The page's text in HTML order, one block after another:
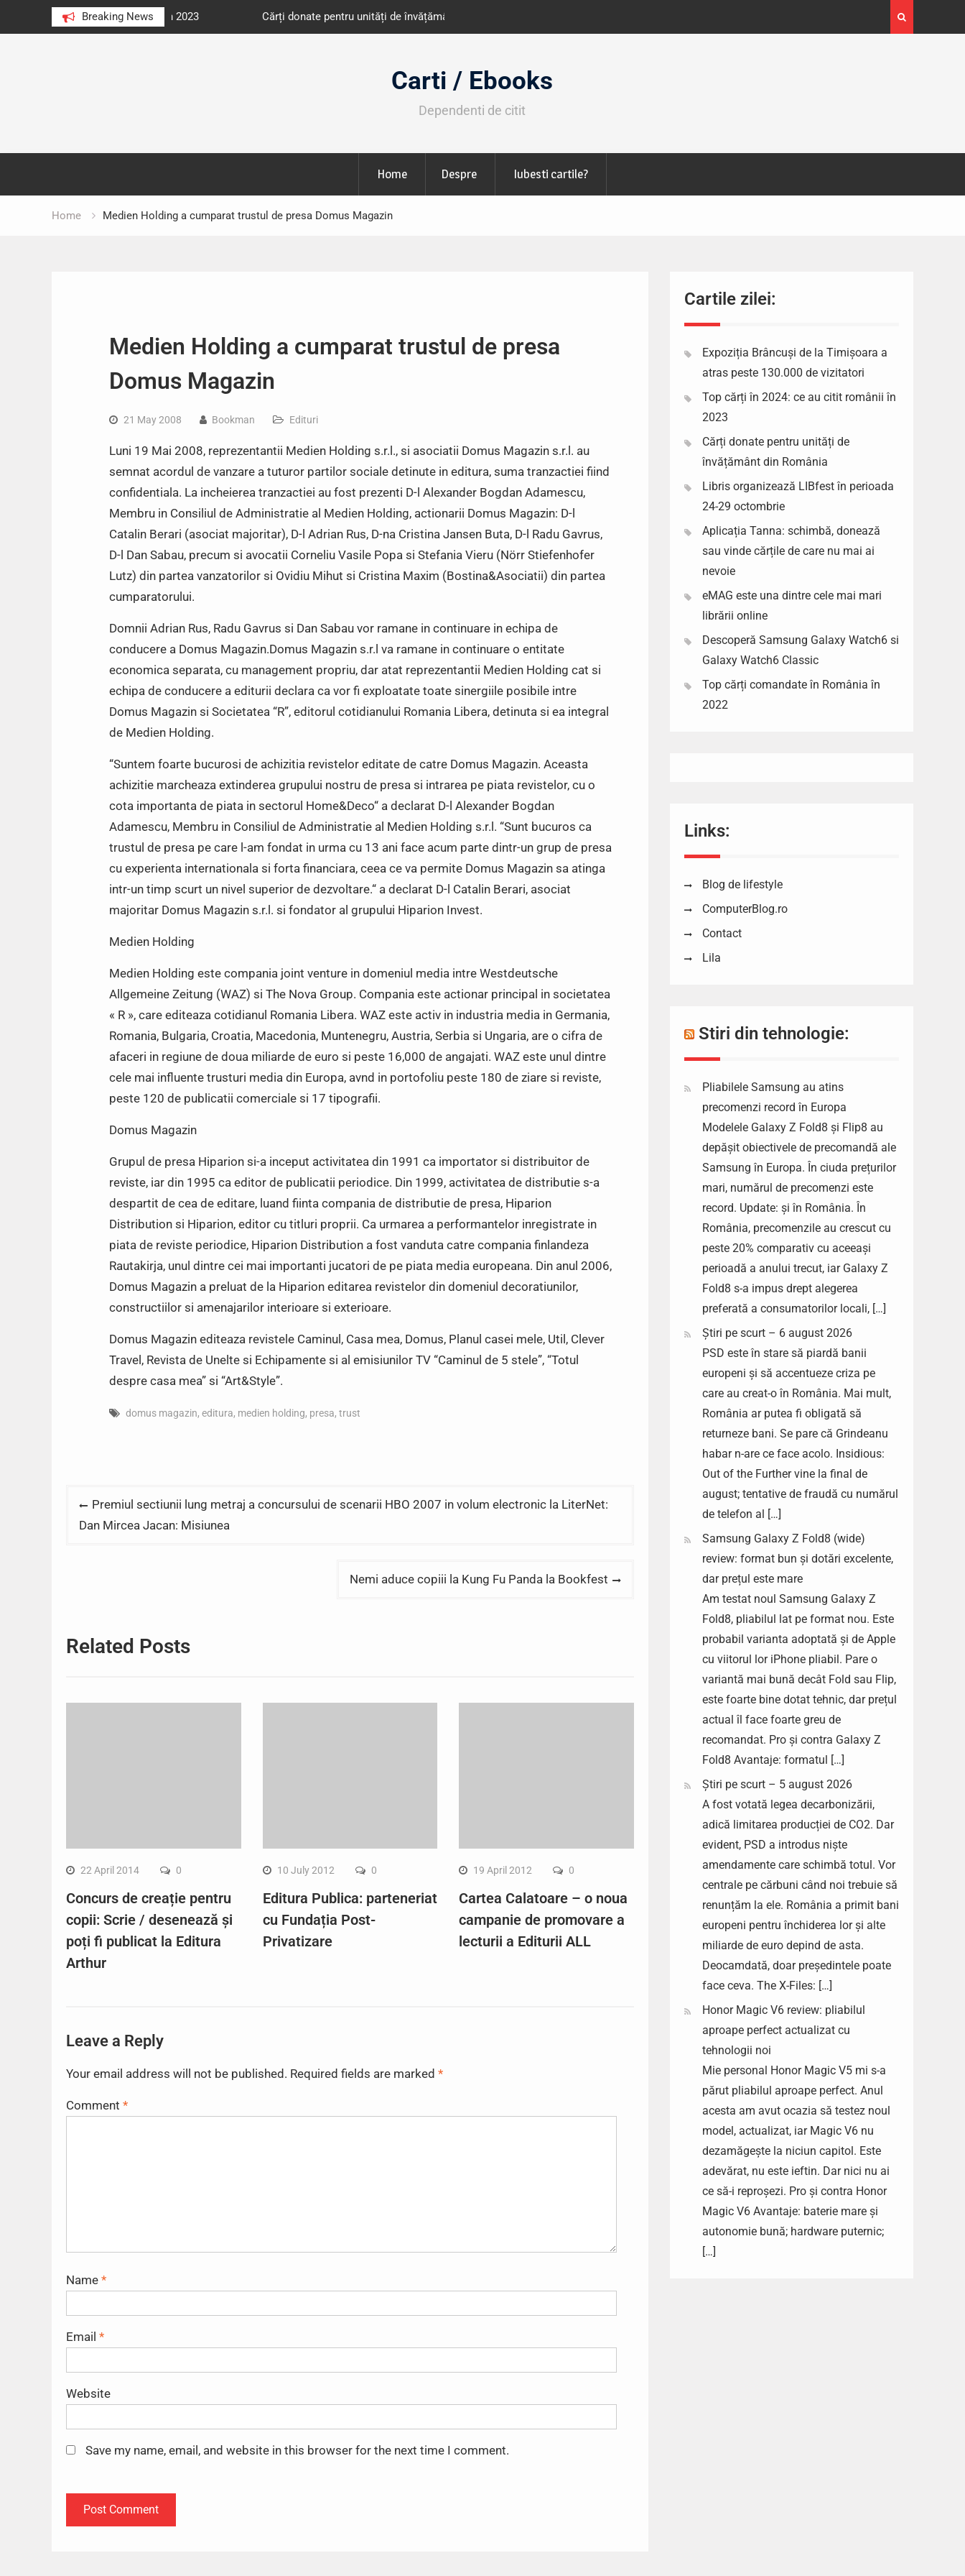
Breaking News
au citit românii în 2023 Cărți donate pentru unități de învățământ din România
octombrie
Expoziția Brâncuși de la Timișoara a atras peste
130.000 de vizitatori
Carti / Ebooks
Dependenti de citit
Home Despre Iubesti cartile?
Home Medien Holding a cumparat trustul de presa Domus Magazin
Medien Holding a cumparat trustul de presa
Domus Magazin
21 May 2008 Bookman Edituri
Luni 19 Mai 2008, reprezentantii Medien Holding s.r.l., si asociatii Domus Magazin s.r.l. au
semnat acordul de vanzare a tuturor partilor sociale detinute in editura, suma tranzactiei fiind
confidentiala. La incheierea tranzactiei au fost prezenti D-l Alexander Bogdan Adamescu,
Membru in Consiliul de Administratie al Medien Holding, actionarii Domus Magazin: D-l
Catalin Berari (asociat majoritar), D-l Adrian Rus, D-na Cristina Jansen Buta, D-l Radu Gavrus,
D-l Dan Sabau, precum si avocatii Corneliu Vasile Popa si Stefania Vieru (Nörr Stiefenhofer
Lutz) din partea vanzatorilor si Ovidiu Mihut si Cristina Maxim (Bostina&Asociatii) din partea
cumparatorului.
Domnii Adrian Rus, Radu Gavrus si Dan Sabau vor ramane in continuare in echipa de
conducere a Domus Magazin.Domus Magazin s.r.l va ramane in continuare o entitate
economica separata, cu management propriu, dar atat reprezentantii Medien Holding cat si
echipa de conducere a editurii declara ca vor fi exploatate toate sinergiile posibile intre
Domus Magazin si Societatea “R”, editorul cotidianului Romania Libera, detinuta si ea integral
de Medien Holding.
“Suntem foarte bucurosi de achizitia revistelor editate de catre Domus Magazin. Aceasta
achizitie marcheaza extinderea grupului nostru de presa si intrarea pe piata revistelor, cu o
cota importanta de piata in sectorul Home&Deco“ a declarat D-l Alexander Bogdan
Adamescu, Membru in Consiliul de Administratie al Medien Holding s.r.l. “Sunt bucuros ca
trustul de presa pe care l-am fondat in urma cu 13 ani face acum parte dintr-un grup de presa
cu experienta internationala si forta financiara, ceea ce va permite Domus Magazin sa atinga
intr-un timp scurt un nivel superior de dezvoltare.“ a declarat D-l Catalin Berari, asociat
majoritar Domus Magazin s.r.l. si fondator al grupului Hiparion Invest.
Medien Holding
Medien Holding este compania joint venture in domeniul media intre Westdeutsche
Allgemeine Zeitung (WAZ) si The Nova Group. Compania este actionar principal in societatea
« R », care editeaza cotidianul Romania Libera. WAZ este activ in industria media in Germania,
Romania, Bulgaria, Croatia, Macedonia, Muntenegru, Austria, Serbia si Ungaria, are o cifra de
afaceri in regiune de doua miliarde de euro si peste 16,000 de angajati. WAZ este unul dintre
cele mai influente trusturi media din Europa, avnd in portofoliu peste 180 de ziare si reviste,
peste 120 de publicatii comerciale si 17 tipografii.
Domus Magazin
Grupul de presa Hiparion si-a inceput activitatea din 1991 ca importator si distribuitor de
reviste, iar din 1995 ca editor de publicatii periodice. Din 1999, activitatea de distributie s-a
despartit de cea de editare, luand fiinta compania de distributie de presa, Hiparion
Distribution si Hiparion, editor cu titluri proprii. Ca urmarea a performantelor inregistrate in
piata de reviste periodice, Hiparion Distribution a fost vanduta catre compania finlandeza
Rautakirja, unul dintre cei mai importanti jucatori de pe piata media europeana. Din anul 2006,
Domus Magazin a preluat de la Hiparion editarea revistelor din domeniul decoratiunilor,
constructiilor si amenajarilor interioare si exterioare.
Domus Magazin editeaza revistele Caminul, Casa mea, Domus, Planul casei mele, Util, Clever
Travel, Revista de Unelte si Echipamente si al emisiunilor TV “Caminul de 5 stele”, “Totul
despre casa mea” si “Art&Style”.
domus magazin, editura, medien holding, presa, trust
Post
navigation
Premiul sectiunii lung metraj a concursului de scenarii HBO 2007 in volum electronic la LiterNet:
Dan Mircea Jacan: Misiunea
Nemi aduce copiii la Kung Fu Panda la Bookfest
Related Posts
22 April 2014 0
Concurs de creație pentru
copii: Scrie / desenează și
poți fi publicat la Editura
Arthur
10 July 2012 0
Editura Publica: parteneriat
cu Fundația Post-
Privatizare
19 April 2012 0
Cartea Calatoare – o noua
campanie de promovare a
lecturii a Editurii ALL
Leave a Reply
Your email address will not be published. Required fields are marked *
Comment *
Name *
Email *
Website
Save my name, email, and website in this browser for the next time I comment.
Cartile zilei:
Expoziția Brâncuși de la Timișoara a
atras peste 130.000 de vizitatori
Top cărți în 2024: ce au citit românii în
2023
Cărți donate pentru unități de
învățământ din România
Libris organizează LIBfest în perioada
24-29 octombrie
Aplicația Tanna: schimbă, donează
sau vinde cărțile de care nu mai ai
nevoie
eMAG este una dintre cele mai mari
librării online
Descoperă Samsung Galaxy Watch6 si
Galaxy Watch6 Classic
Top cărți comandate în România în
2022
Links:
Blog de lifestyle
ComputerBlog.ro
Contact
Lila
Stiri din tehnologie:
Pliabilele Samsung au atins
precomenzi record în Europa
Modelele Galaxy Z Fold8 și Flip8 au
depășit obiectivele de precomandă ale
Samsung în Europa. În ciuda prețurilor
mari, numărul de precomenzi este
record. Update: și în România. În
România, precomenzile au crescut cu
peste 20% comparativ cu aceeași
perioadă a anului trecut, iar Galaxy Z
Fold8 s-a impus drept alegerea
preferată a consumatorilor locali, […]
Știri pe scurt – 6 august 2026
PSD este în stare să piardă banii
europeni și să accentueze criza pe
care au creat-o în România. Mai mult,
România ar putea fi obligată să
returneze bani. Se pare că Grindeanu
habar n-are ce face acolo. Insidious:
Out of the Further vine la final de
august; tentative de fraudă cu numărul
de telefon al […]
Samsung Galaxy Z Fold8 (wide)
review: format bun și dotări excelente,
dar prețul este mare
Am testat noul Samsung Galaxy Z
Fold8, pliabilul lat pe format nou. Este
probabil varianta adoptată și de Apple
cu viitorul lor iPhone pliabil. Pare o
variantă mai bună decât Fold sau Flip,
este foarte bine dotat tehnic, dar prețul
actual îl face foarte greu de
recomandat. Pro și contra Galaxy Z
Fold8 Avantaje: formatul […]
Știri pe scurt – 5 august 2026
A fost votată legea decarbonizării,
adică limitarea producției de CO2. Dar
evident, PSD a introdus niște
amendamente care schimbă totul. Vor
centrale pe cărbuni când noi trebuie să
renunțăm la ele. România a primit bani
europeni pentru închiderea lor și alte
miliarde de euro depind de asta.
Deocamdată, doar președintele poate
face ceva. The X-Files: […]
Honor Magic V6 review: pliabilul
aproape perfect actualizat cu
tehnologii noi
Mie personal Honor Magic V5 mi s-a
părut pliabilul aproape perfect. Anul
acesta am avut ocazia să testez noul
model, actualizat, iar Magic V6 nu
dezamăgește la niciun capitol. Este
adevărat, nu este ieftin. Dar nici nu ai
ce să-i reproșezi. Pro și contra Honor
Magic V6 Avantaje: baterie mare și
autonomie bună; hardware puternic;
[…]